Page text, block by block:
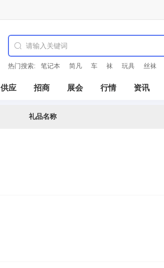
热门搜索: 笔记本 简凡 车 袜 玩具 丝袜
供应 招商 展会 行情 资讯
礼品名称